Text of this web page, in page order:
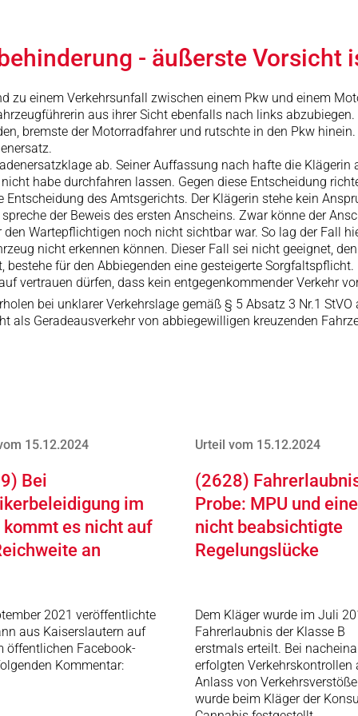
- äußerste Vorsicht
zu einem Verkehrsunfall zwischen einem Pkw und einem
aus ihrer Sicht ebenfalls nach links
bremste der Motorradfahrer und rutschte in den Pkw
ab. Seiner Auffassung nach hafte die
habe durchfahren lassen. Gegen diese Entscheidung
des Amtsgerichts. Der Klägerin stehe kein
der Beweis des ersten Anscheins. Zwar könne der
Wartepflichtigen noch nicht sichtbar war. So lag der Fall
nicht erkennen können. Dieser Fall sei nicht geeignet,
für den Abbiegenden eine gesteigerte
vertrauen dürfen, dass kein entgegenkommender Verkehr
bei unklarer Verkehrslage gemäß § 5 Absatz 3 Nr.1
als Geradeausverkehr von abbiegewilligen kreuzenden
15.12.2024
Bei
im
kommt es nicht auf
an
2021 veröffentlichte
aus Kaiserslautern auf
öffentlichen Facebook-
Kommentar:
Urteil vom 15.12.2024
(2628)
Probe: MPU und eine
nicht beabsichtigte
Regelungslücke
Dem Kläger wurde im Juli
Fahrerlaubnis der Klasse B
erstmals erteilt. Bei
erfolgten Verkehrskontrollen
Anlass von
wurde beim Kläger der